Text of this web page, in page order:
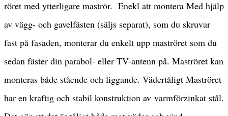
röret med ytterligare maströr. Enekl att montera Med hjälp
av vägg- och gavelfästen (säljs separat), som du skruvar
fast på fasaden, monterar du enkelt upp maströret som du
sedan fäster din parabol- eller TV-antenn på. Maströret kan
monteras både stående och liggande. Vädertåligt Maströret
har en kraftig och stabil konstruktion av varmförzinkat stål.